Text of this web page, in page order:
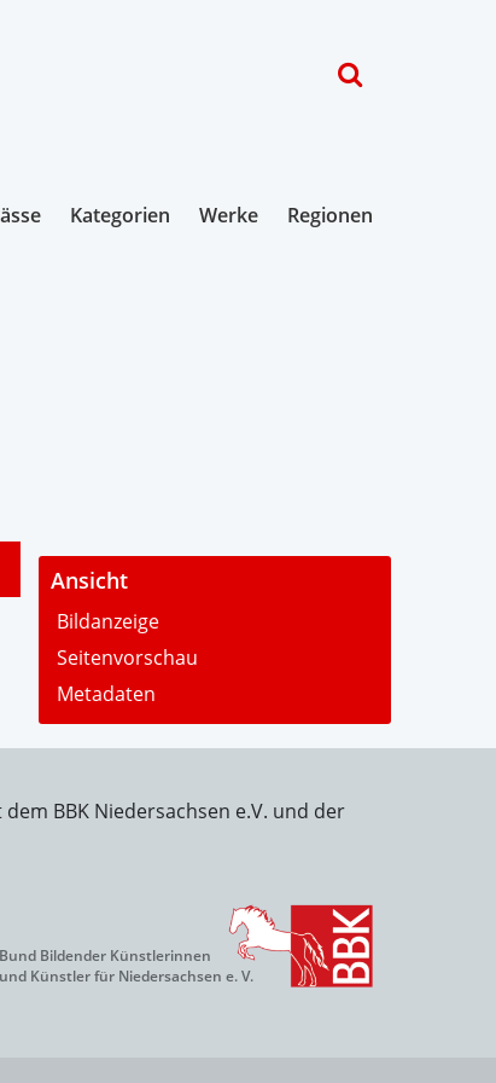
Kategorien Werke Regionen
Ansicht
Bildanzeige
Seitenvorschau
Metadaten
BBK Niedersachsen e.V. und der
Bund Bildender Künstlerinnen
und Künstler für Niedersachsen e. V.